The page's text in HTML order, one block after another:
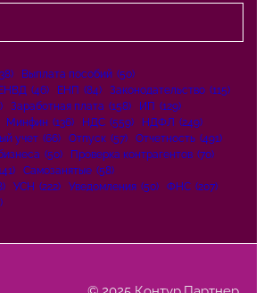
Выплата пособий (50)
ЕНВД (46) ЕНП (84) Законодательство (115)
Заработная плата (158) ИП (129)
Минфин (136) НДС (559) НДФЛ (249)
учет (66) Отпуск (57) Отчетность (491)
(50) Проверка контрагентов (70)
Самозанятые (58)
УСН (222) Уведомления (50) ФНС (207)